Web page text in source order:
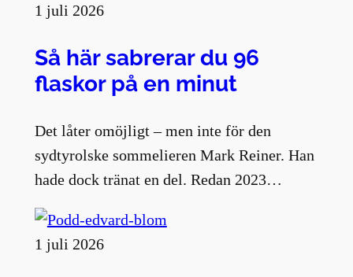
1 juli 2026
Så här sabrerar du 96
flaskor på en minut
Det låter omöjligt – men inte för den
sydtyrolske sommelieren Mark Reiner. Han
hade dock tränat en del. Redan 2023…
1 juli 2026